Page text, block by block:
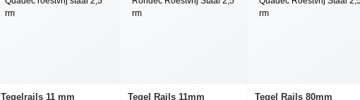
Tegelrails 11 mm
Tegel Rails 11mm
Tegel Rails 80mm